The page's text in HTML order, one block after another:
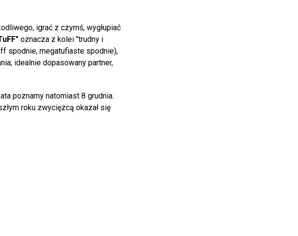
igrać z czymś, wygłupiać
oznacza z kolei "trudny i
spodnie, megatufiaste spodnie),
idealnie dopasowany partner,
poznamy natomiast 8 grudnia.
roku zwycięzcą okazał się